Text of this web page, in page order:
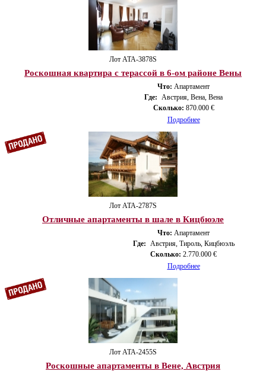
Лот ATA-3878S
Роскошная квартира с терассой в 6-ом районе Вены
Что: Апартамент
Где: Австрия, Вена, Вена
Сколько: 870.000 €
Подробнее
Лот ATA-2787S
Отличные апартаменты в шале в Кицбюэле
Что: Апартамент
Где: Австрия, Тироль, Кицбюэль
Сколько: 2.770.000 €
Подробнее
Лот ATA-2455S
Роскошные апартаменты в Вене, Австрия